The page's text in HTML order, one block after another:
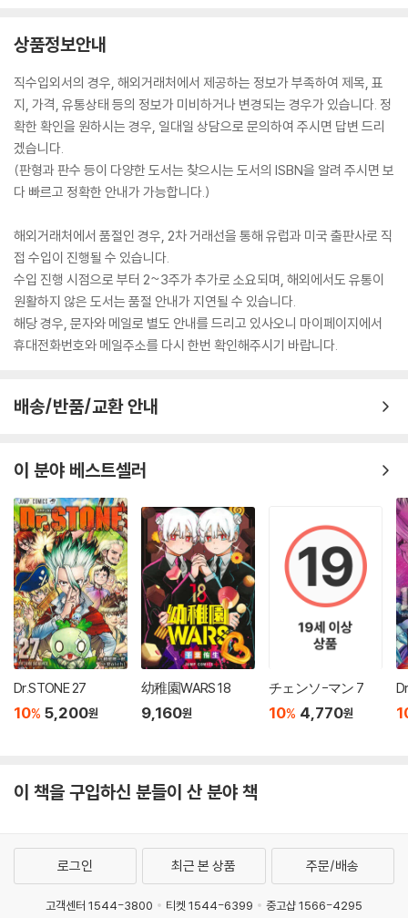
상품정보안내
직수입외서의 경우, 해외거래처에서 제공하는 정보가 부족하여 제목, 표
지, 가격, 유통상태 등의 정보가 미비하거나 변경되는 경우가 있습니다. 정
확한 확인을 원하시는 경우, 일대일 상담으로 문의하여 주시면 답변 드리
겠습니다.
(판형과 판수 등이 다양한 도서는 찾으시는 도서의 ISBN을 알려 주시면 보
다 빠르고 정확한 안내가 가능합니다.)
해외거래처에서 품절인 경우, 2차 거래선을 통해 유럽과 미국 출판사로 직
접 수입이 진행될 수 있습니다.
수입 진행 시점으로 부터 2~3주가 추가로 소요되며, 해외에서도 유통이
원활하지 않은 도서는 품절 안내가 지연될 수 있습니다.
해당 경우, 문자와 메일로 별도 안내를 드리고 있사오니 마이페이지에서
휴대전화번호와 메일주소를 다시 한번 확인해주시기 바랍니다.
배송/반품/교환 안내
이 분야 베스트셀러
Dr.STONE 27
10% 5,200원
幼稚園WARS 18
9,160원
チェンソ-マン 7
10% 4,770원
이 책을 구입하신 분들이 산 분야 책
로그인 최근 본 상품 주문/배송
고객센터 1544-3800 티켓 1544-6399
중고샵 1566-4295